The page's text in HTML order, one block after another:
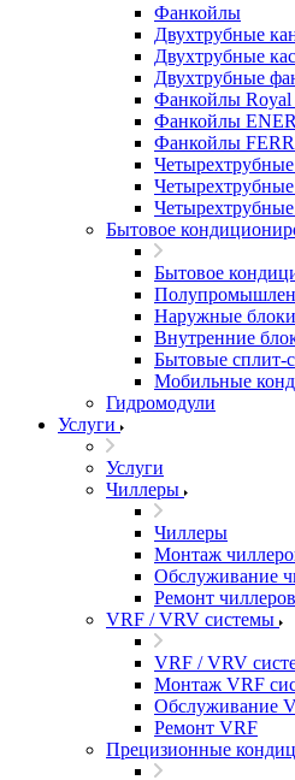
Фанкойлы
Двухтрубные
Двухтрубные
Двухтрубные
Фанкойлы Royal
Фанкойлы
Фанкойлы
Бытовое
Бытовое
Наружные блоки
Внутренние
Бытовые сплит-
Мобильные
Гидромодули
Услуги
Услуги
Чиллеры
Чиллеры
Монтаж
Обслуживание
Ремонт чиллеров
VRF / VRV системы
VRF / VRV
Монтаж VRF
Обслуживание
Ремонт VRF
Прецизионные